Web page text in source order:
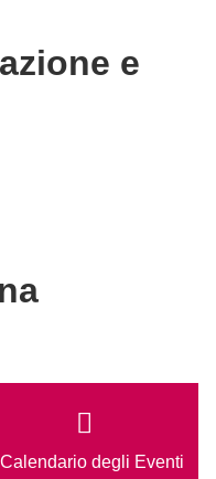
e
Calendario degli Eventi